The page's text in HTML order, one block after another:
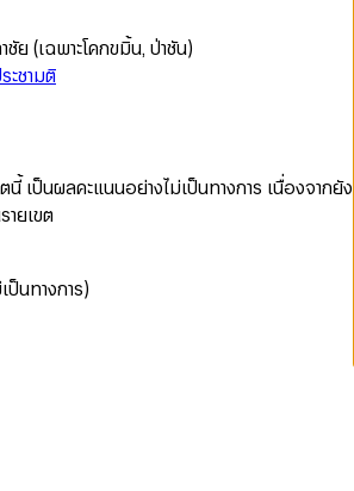
ย (เฉพาะโคกขมิ้น, ป่าชัน)
ะชามติ
นี้ เป็นผลคะแนนอย่างไม่เป็นทางการ เนื่องจากยัง
ายเขต
ป็นทางการ)